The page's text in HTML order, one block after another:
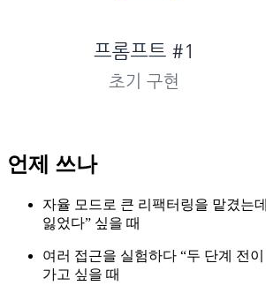
언제 쓰나
자율 모드로 큰 리팩터링을 맡겼는
잃었다” 싶을 때
여러 접근을 실험하다 “두 단계 전
가고 싶을 때